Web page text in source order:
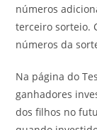
números
terceiro sorteio.
números da
Na página do
ganhadores
dos filhos no